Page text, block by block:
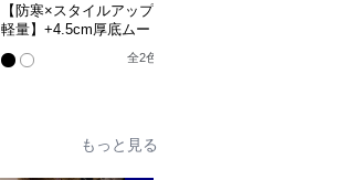
【防寒×スタイルアップ×
軽量】+4.5cm厚底ムー
全2色
もっと見る